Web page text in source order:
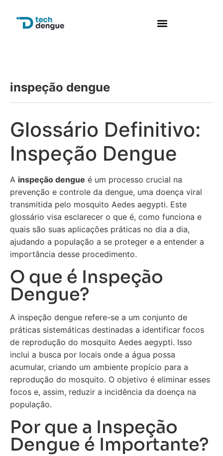
inspeção dengue
Glossário Definitivo:
Inspeção Dengue
A inspeção dengue é um processo crucial na
prevenção e controle da dengue, uma doença viral
transmitida pelo mosquito Aedes aegypti. Este
glossário visa esclarecer o que é, como funciona e
quais são suas aplicações práticas no dia a dia,
ajudando a população a se proteger e a entender a
importância desse procedimento.
O que é Inspeção
Dengue?
A inspeção dengue refere-se a um conjunto de
práticas sistemáticas destinadas a identificar focos
de reprodução do mosquito Aedes aegypti. Isso
inclui a busca por locais onde a água possa
acumular, criando um ambiente propício para a
reprodução do mosquito. O objetivo é eliminar esses
focos e, assim, reduzir a incidência da doença na
população.
Por que a Inspeção
Dengue é Importante?